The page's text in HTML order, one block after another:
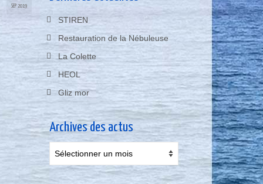
SEP 2019
STIREN
Restauration de la Nébuleuse
La Colette
HEOL
Gliz mor
Archives des actus
des
actus